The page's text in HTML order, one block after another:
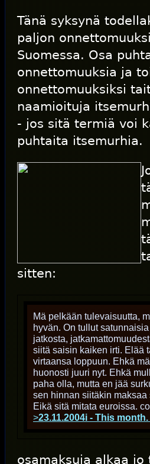
Tänä syksynä
paljon
Suomessa. Osa
onnettomuuksia ja
onnettomuuksiksi
naamioituja
- jos sitä termiä voi
puhtaita itsemurhia.
sitten:
Mä pelkään tulevaisuutta,
hyvän. On tullut
jatkosta,
siitä saisin kaiken irti. Elää
virtaansa loppuun. Ehkä
huonosti juuri nyt. Ehkä
paha olla, mutta en jää
sen hinnan siitäkin maksaa
Eikä sitä mitata euroissa.
>23.11.2004i - This month.
osamaksuja alkaa jo